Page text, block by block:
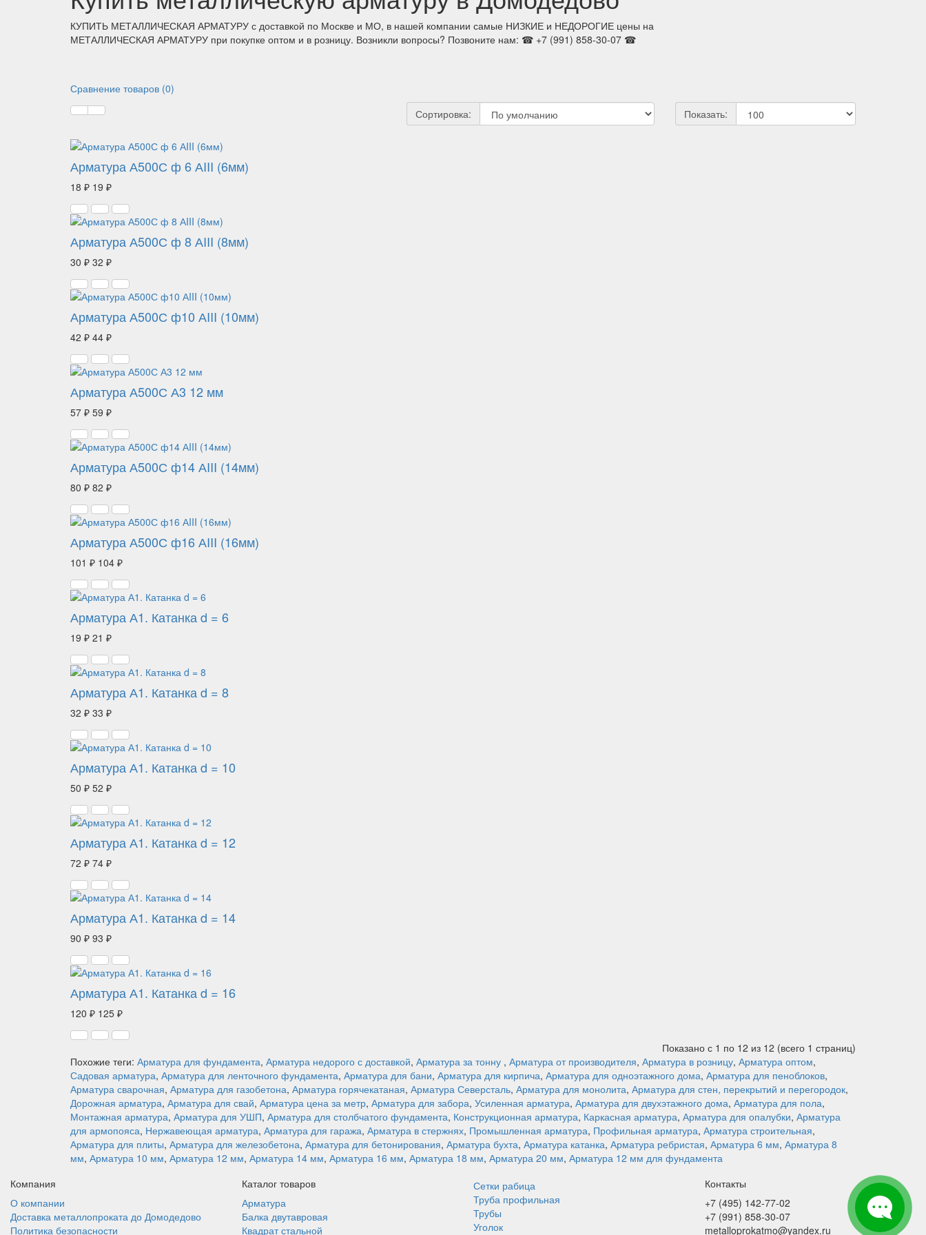
КУПИТЬ МЕТАЛЛИЧЕСКАЯ АРМАТУРУ с доставкой по Москве и МО, в нашей компании самые НИЗКИЕ и НЕДОРОГИЕ цены на
МЕТАЛЛИЧЕСКАЯ АРМАТУРУ при покупке оптом и в розницу. Возникли вопросы? Позвоните нам: ☎ +7 (991) 858-30-07 ☎
Сравнение товаров (0)
Сортировка:
Показать:
Арматура А500С ф 6 АIII (6мм)
18 ₽ 19 ₽
Арматура А500С ф 8 АIII (8мм)
30 ₽ 32 ₽
Арматура А500С ф10 АIII (10мм)
42 ₽ 44 ₽
Арматура А500С А3 12 мм
57 ₽ 59 ₽
Арматура А500С ф14 АIII (14мм)
80 ₽ 82 ₽
Арматура А500С ф16 АIII (16мм)
101 ₽ 104 ₽
Арматура А1. Катанка d = 6
19 ₽ 21 ₽
Арматура А1. Катанка d = 8
32 ₽ 33 ₽
Арматура А1. Катанка d = 10
50 ₽ 52 ₽
Арматура А1. Катанка d = 12
72 ₽ 74 ₽
Арматура А1. Катанка d = 14
90 ₽ 93 ₽
Арматура А1. Катанка d = 16
120 ₽ 125 ₽
Показано с 1 по 12 из 12 (всего 1 страниц)
Похожие теги: Арматура для фундамента, Арматура недорого с доставкой, Арматура за тонну , Арматура от производителя, Арматура в розницу, Арматура оптом,
Садовая арматура, Арматура для ленточного фундамента, Арматура для бани, Арматура для кирпича, Арматура для одноэтажного дома, Арматура для пеноблоков,
Арматура сварочная, Арматура для газобетона, Арматура горячекатаная, Арматура Северсталь, Арматура для монолита, Арматура для стен, перекрытий и перегородок,
Дорожная арматура, Арматура для свай, Арматура цена за метр, Арматура для забора, Усиленная арматура, Арматура для двухэтажного дома, Арматура для пола,
Монтажная арматура, Арматура для УШП, Арматура для столбчатого фундамента, Конструкционная арматура, Каркасная арматура, Арматура для опалубки, Арматура
для армопояса, Нержавеющая арматура, Арматура для гаража, Арматура в стержнях, Промышленная арматура, Профильная арматура, Арматура строительная,
Арматура для плиты, Арматура для железобетона, Арматура для бетонирования, Арматура бухта, Арматура катанка, Арматура ребристая, Арматура 6 мм, Арматура 8
мм, Арматура 10 мм, Арматура 12 мм, Арматура 14 мм, Арматура 16 мм, Арматура 18 мм, Арматура 20 мм, Арматура 12 мм для фундамента
Компания
О компании
Доставка металлопроката до Домодедово
Политика безопасности
Каталог товаров
Арматура
Балка двутавровая
Квадрат стальной
Сетки рабица
Труба профильная
Трубы
Уголок
Контакты
+7 (495) 142-77-02
+7 (991) 858-30-07
metalloprokatmo@yandex.ru